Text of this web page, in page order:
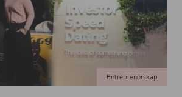
Entreprenörskap